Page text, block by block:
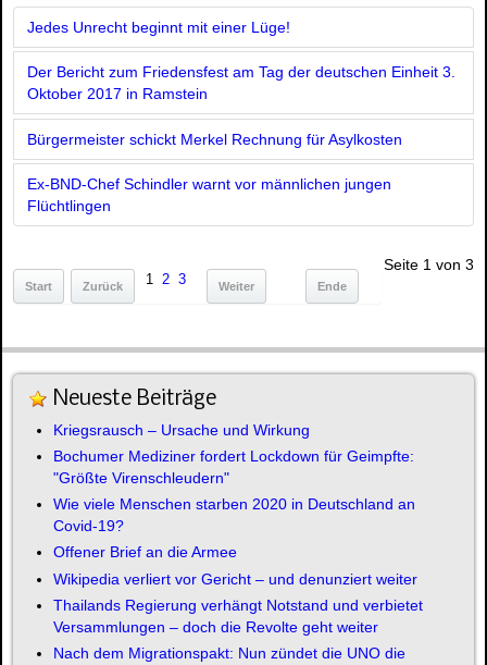
Jedes Unrecht beginnt mit einer Lüge!
Der Bericht zum Friedensfest am Tag der deutschen Einheit 3.
Oktober 2017 in Ramstein
Bürgermeister schickt Merkel Rechnung für Asylkosten
Ex-BND-Chef Schindler warnt vor männlichen jungen
Flüchtlingen
Seite 1 von 3
Start Zurück 1 2 3 Weiter Ende
Neueste Beiträge
Kriegsrausch – Ursache und Wirkung
Bochumer Mediziner fordert Lockdown für Geimpfte:
"Größte Virenschleudern"
Wie viele Menschen starben 2020 in Deutschland an
Covid-19?
Offener Brief an die Armee
Wikipedia verliert vor Gericht – und denunziert weiter
Thailands Regierung verhängt Notstand und verbietet
Versammlungen – doch die Revolte geht weiter
Nach dem Migrationspakt: Nun zündet die UNO die